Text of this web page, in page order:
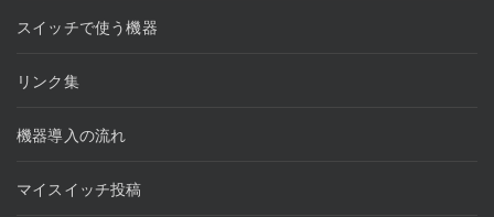
スイッチで使う機器
リンク集
機器導入の流れ
マイスイッチ投稿